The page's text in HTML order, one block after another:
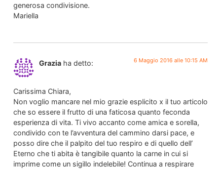
generosa condivisione.
Mariella
Grazia ha detto: 6 Maggio 2016 alle 10:15 AM
Carissima Chiara,
Non voglio mancare nel mio grazie esplicito x il tuo articolo
che so essere il frutto di una faticosa quanto feconda
esperienza di vita. Ti vivo accanto come amica e sorella,
condivido con te l’avventura del cammino darsi pace, e
posso dire che il palpito del tuo respiro e di quello dell’
Eterno che ti abita è tangibile quanto la carne in cui si
imprime come un sigillo indelebile! Continua a respirare